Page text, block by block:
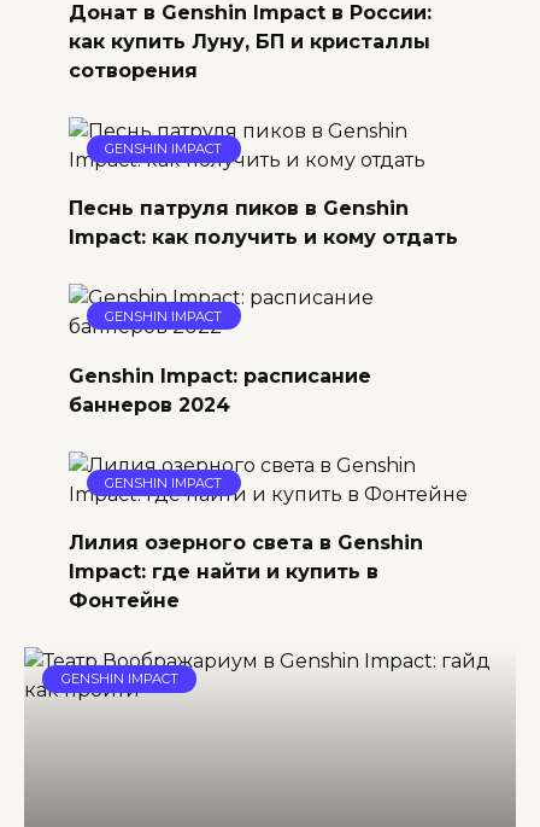
Донат в Genshin Impact в России:
как купить Луну, БП и кристаллы
сотворения
GENSHIN IMPACT
Песнь патруля пиков в Genshin
Impact: как получить и кому отдать
GENSHIN IMPACT
Genshin Impact: расписание
баннеров 2024
GENSHIN IMPACT
Лилия озерного света в Genshin
Impact: где найти и купить в
Фонтейне
GENSHIN IMPACT